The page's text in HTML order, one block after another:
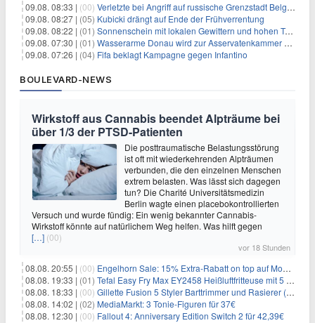
09.08. 08:33 | (00) Verletzte bei Angriff auf russische Grenzstadt Belgorod
09.08. 08:27 | (05) Kubicki drängt auf Ende der Frühverrentung
09.08. 08:22 | (01) Sonnenschein mit lokalen Gewittern und hohen Temperaturen
09.08. 07:30 | (01) Wasserarme Donau wird zur Asservatenkammer der Geschichte
09.08. 07:26 | (04) Fifa beklagt Kampagne gegen Infantino
BOULEVARD-NEWS
Wirkstoff aus Cannabis beendet Alpträume bei
über 1/3 der PTSD-Patienten
Die posttraumatische Belastungsstörung
ist oft mit wiederkehrenden Alpträumen
verbunden, die den einzelnen Menschen
extrem belasten. Was lässt sich dagegen
tun? Die Charité Universitätsmedizin
Berlin wagte einen placebokontrollierten
Versuch und wurde fündig: Ein wenig bekannter Cannabis-
Wirkstoff könnte auf natürlichem Weg helfen. Was hilft gegen
[…] (00)
vor 18 Stunden
08.08. 20:55 | (00) Engelhorn Sale: 15% Extra-Rabatt on top auf Mode- und Sport-Artikel
08.08. 19:33 | (01) Tefal Easy Fry Max EY2458 Heißluftfritteuse mit 5 Litern für 64,99€
08.08. 18:33 | (00) Gillette Fusion 5 Styler Barttrimmer und Rasierer (All in One) für 16€
08.08. 14:02 | (02) MediaMarkt: 3 Tonie-Figuren für 37€
08.08. 12:30 | (00) Fallout 4: Anniversary Edition Switch 2 für 42,39€